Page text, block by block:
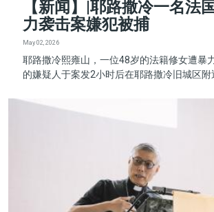
【新闻】|耶路撒冷一名法
力袭击案嫌犯被捕
May 02, 2026
耶路撒冷熙雍山，一位48岁的法籍修女遭暴
的嫌疑人于案发2小时后在耶路撒冷旧城区附